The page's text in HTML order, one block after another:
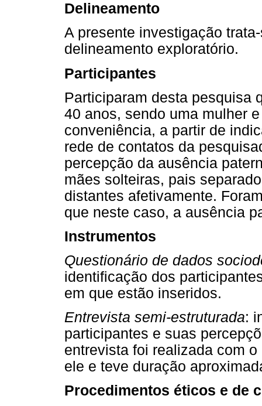
Delineamento
A presente investigação
delineamento exploratório.
Participantes
Participaram desta pesquisa
40 anos, sendo uma mulher
conveniência, a partir de
rede de contatos da
percepção da ausência
mães solteiras, pais
distantes afetivamente.
que neste caso, a ausência
Instrumentos
Questionário de dados
identificação dos
em que estão inseridos.
Entrevista semi-estruturada:
participantes e suas
entrevista foi realizada com
ele e teve duração
Procedimentos éticos e de